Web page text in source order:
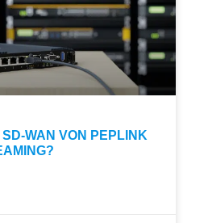
WAN VON PEPLINK